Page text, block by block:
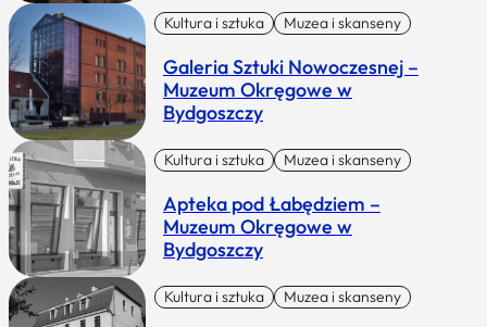
Kultura i sztuka Muzea i skanseny
Galeria Sztuki Nowoczesnej –
Muzeum Okręgowe w
Bydgoszczy
Kultura i sztuka Muzea i skanseny
Apteka pod Łabędziem –
Muzeum Okręgowe w
Bydgoszczy
Kultura i sztuka Muzea i skanseny